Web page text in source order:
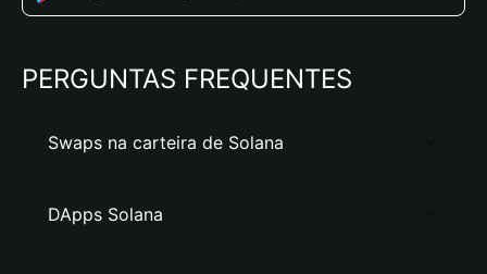
PERGUNTAS FREQUENTES
Swaps na carteira de Solana
DApps Solana